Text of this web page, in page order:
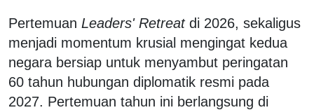
Pertemuan Leaders' Retreatdi 2026, sekaligus
menjadi momentum krusial mengingat kedua
negara bersiap untuk menyambut peringatan
60 tahun hubungan diplomatik resmi pada
2027. Pertemuan tahun ini berlangsung di